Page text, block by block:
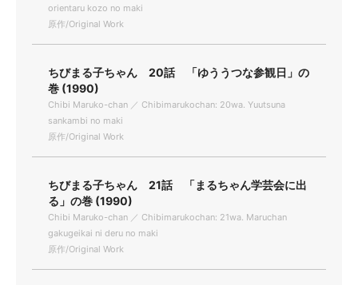
orientaru kozo no maki
原作/Original Work
ちびまる子ちゃん 20話 「ゆううつな参観日」の
巻 (1990)
Chibi Maruko-chan ／ Chibimarukochan: 20wa. Yuutsuna
sankambi no maki
原作/Original Work
ちびまる子ちゃん 21話 「まるちゃん学芸会に出
る」の巻 (1990)
Chibi Maruko-chan ／ Chibimarukochan: 21wa. Maruchan
gakugeikai ni deru no maki
原作/Original Work